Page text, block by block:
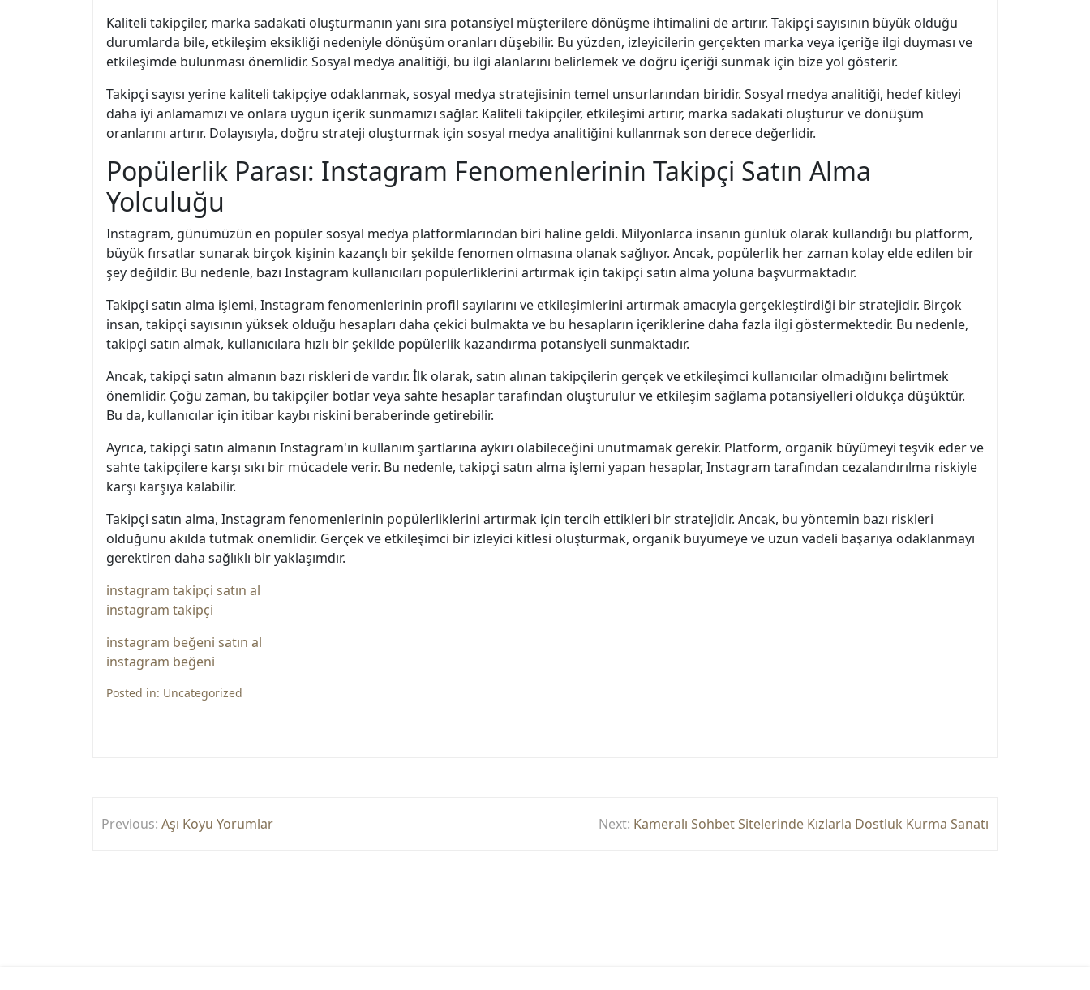
Kaliteli takipçiler, marka sadakati oluşturmanın yanı sıra potansiyel müşterilere dönüşme ihtimalini de artırır. Takipçi sayısının büyük olduğu
durumlarda bile, etkileşim eksikliği nedeniyle dönüşüm oranları düşebilir. Bu yüzden, izleyicilerin gerçekten marka veya içeriğe ilgi duyması ve
etkileşimde bulunması önemlidir. Sosyal medya analitiği, bu ilgi alanlarını belirlemek ve doğru içeriği sunmak için bize yol gösterir.
Takipçi sayısı yerine kaliteli takipçiye odaklanmak, sosyal medya stratejisinin temel unsurlarından biridir. Sosyal medya analitiği, hedef kitleyi
daha iyi anlamamızı ve onlara uygun içerik sunmamızı sağlar. Kaliteli takipçiler, etkileşimi artırır, marka sadakati oluşturur ve dönüşüm
oranlarını artırır. Dolayısıyla, doğru strateji oluşturmak için sosyal medya analitiğini kullanmak son derece değerlidir.
Popülerlik Parası: Instagram Fenomenlerinin Takipçi Satın Alma
Yolculuğu
Instagram, günümüzün en popüler sosyal medya platformlarından biri haline geldi. Milyonlarca insanın günlük olarak kullandığı bu platform,
büyük fırsatlar sunarak birçok kişinin kazançlı bir şekilde fenomen olmasına olanak sağlıyor. Ancak, popülerlik her zaman kolay elde edilen bir
şey değildir. Bu nedenle, bazı Instagram kullanıcıları popülerliklerini artırmak için takipçi satın alma yoluna başvurmaktadır.
Takipçi satın alma işlemi, Instagram fenomenlerinin profil sayılarını ve etkileşimlerini artırmak amacıyla gerçekleştirdiği bir stratejidir. Birçok
insan, takipçi sayısının yüksek olduğu hesapları daha çekici bulmakta ve bu hesapların içeriklerine daha fazla ilgi göstermektedir. Bu nedenle,
takipçi satın almak, kullanıcılara hızlı bir şekilde popülerlik kazandırma potansiyeli sunmaktadır.
Ancak, takipçi satın almanın bazı riskleri de vardır. İlk olarak, satın alınan takipçilerin gerçek ve etkileşimci kullanıcılar olmadığını belirtmek
önemlidir. Çoğu zaman, bu takipçiler botlar veya sahte hesaplar tarafından oluşturulur ve etkileşim sağlama potansiyelleri oldukça düşüktür.
Bu da, kullanıcılar için itibar kaybı riskini beraberinde getirebilir.
Ayrıca, takipçi satın almanın Instagram'ın kullanım şartlarına aykırı olabileceğini unutmamak gerekir. Platform, organik büyümeyi teşvik eder ve
sahte takipçilere karşı sıkı bir mücadele verir. Bu nedenle, takipçi satın alma işlemi yapan hesaplar, Instagram tarafından cezalandırılma riskiyle
karşı karşıya kalabilir.
Takipçi satın alma, Instagram fenomenlerinin popülerliklerini artırmak için tercih ettikleri bir stratejidir. Ancak, bu yöntemin bazı riskleri
olduğunu akılda tutmak önemlidir. Gerçek ve etkileşimci bir izleyici kitlesi oluşturmak, organik büyümeye ve uzun vadeli başarıya odaklanmayı
gerektiren daha sağlıklı bir yaklaşımdır.
instagram takipçi satın al
instagram takipçi
instagram beğeni satın al
instagram beğeni
Posted in: Uncategorized
Yazı
gezinmesi
Previous: Aşı Koyu Yorumlar Next: Kameralı Sohbet Sitelerinde Kızlarla Dostluk Kurma Sanatı